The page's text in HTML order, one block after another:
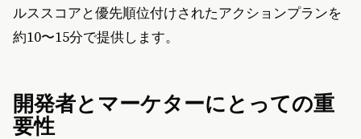
ルススコアと優先順位付けされたアクションプランを
約10〜15分で提供します。
開発者とマーケターにとっての重
要性